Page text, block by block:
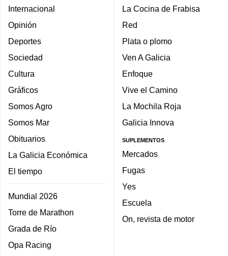
Internacional
Opinión
Deportes
Sociedad
Cultura
Gráficos
Somos Agro
Somos Mar
Obituarios
La Galicia Económica
El tiempo
Mundial 2026
Torre de Marathon
Grada de Río
Opa Racing
La Cocina de Frabisa
Red
Plata o plomo
Ven A Galicia
Enfoque
Vive el Camino
La Mochila Roja
Galicia Innova
SUPLEMENTOS
Mercados
Fugas
Yes
Escuela
On, revista de motor